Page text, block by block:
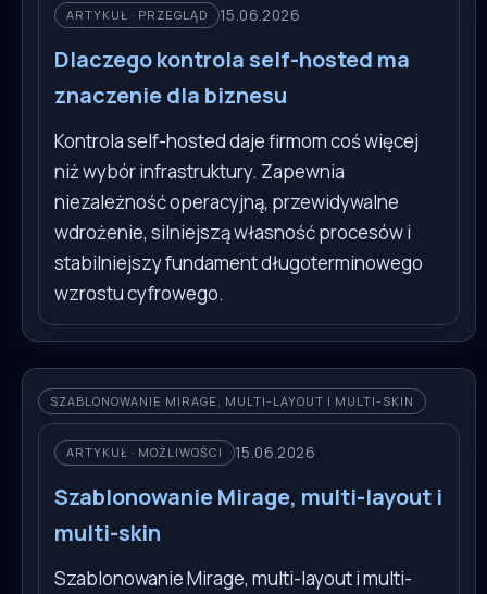
ARTYKUŁ · PRZEGLĄD 15.06.2026
Dlaczego kontrola self-hosted ma
znaczenie dla biznesu
Kontrola self-hosted daje firmom coś więcej
niż wybór infrastruktury. Zapewnia
niezależność operacyjną, przewidywalne
wdrożenie, silniejszą własność procesów i
stabilniejszy fundament długoterminowego
wzrostu cyfrowego.
SZABLONOWANIE MIRAGE, MULTI-LAYOUT I MULTI-SKIN
ARTYKUŁ · MOŻLIWOŚCI 15.06.2026
Szablonowanie Mirage, multi-layout i
multi-skin
Szablonowanie Mirage, multi-layout i multi-